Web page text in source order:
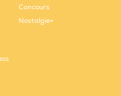
Concours
Nostalgie+